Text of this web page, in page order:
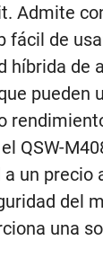
Admite
de
de
QSW-
un
del
una